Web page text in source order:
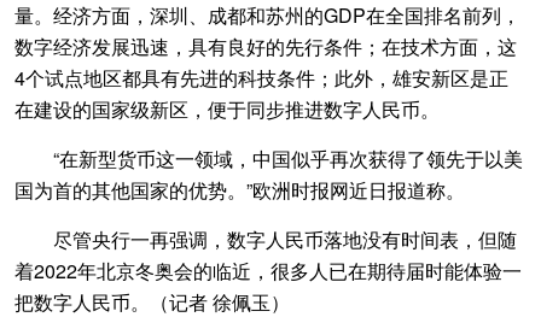
量。经济方面，深圳、成都和苏州的GDP在全国排名前列，
数字经济发展迅速，具有良好的先行条件；在技术方面，这
4个试点地区都具有先进的科技条件；此外，雄安新区是正
在建设的国家级新区，便于同步推进数字人民币。
“在新型货币这一领域，中国似乎再次获得了领先于以美
国为首的其他国家的优势。”欧洲时报网近日报道称。
尽管央行一再强调，数字人民币落地没有时间表，但随
着2022年北京冬奥会的临近，很多人已在期待届时能体验一
把数字人民币。（记者 徐佩玉）